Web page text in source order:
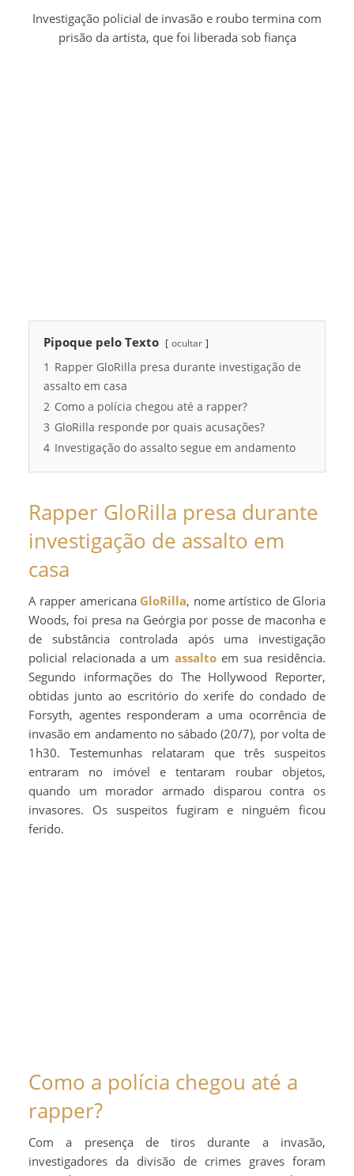
Investigação policial de invasão e roubo termina com
prisão da artista, que foi liberada sob fiança
Pipoque pelo Texto ocultar
1 Rapper GloRilla presa durante investigação de
assalto em casa
2 Como a polícia chegou até a rapper?
3 GloRilla responde por quais acusações?
4 Investigação do assalto segue em andamento
Rapper GloRilla presa durante
investigação de assalto em
casa
A rapper americana GloRilla, nome artístico de Gloria
Woods, foi presa na Geórgia por posse de maconha e
de substância controlada após uma investigação
policial relacionada a um assaltoem sua residência.
Segundo informações do The Hollywood Reporter,
obtidas junto ao escritório do xerife do condado de
Forsyth, agentes responderam a uma ocorrência de
invasão em andamento no sábado (20/7), por volta de
1h30. Testemunhas relataram que três suspeitos
entraram no imóvel e tentaram roubar objetos,
quando um morador armado disparou contra os
invasores. Os suspeitos fugiram e ninguém ficou
ferido.
Como a polícia chegou até a
rapper?
Com a presença de tiros durante a invasão,
investigadores da divisão de crimes graves foram